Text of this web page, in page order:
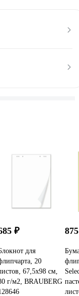
₽
для
20
67,5х98 см,
г/м2, BRAUBERG